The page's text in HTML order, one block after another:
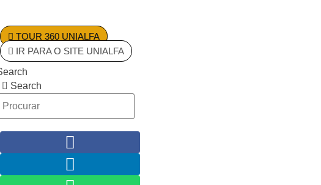
o
conteúdo
TOUR 360 UNIALFA
IR PARA O SITE UNIALFA
Search